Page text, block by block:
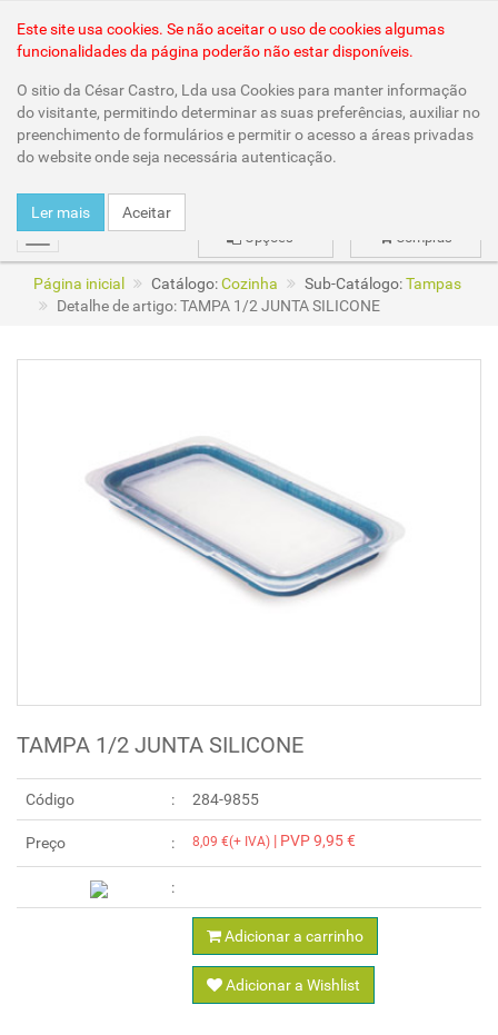
mudar Compras
Opções
Este site usa cookies. Se não aceitar o uso de cookies algumas
funcionalidades da página poderão não estar disponíveis.
O sitio da César Castro, Lda usa Cookies para manter informação
do visitante, permitindo determinar as suas preferências, auxiliar no
preenchimento de formulários e permitir o acesso a áreas privadas
do website onde seja necessária autenticação.
Ler mais Aceitar
Página inicial Catálogo:Cozinha Sub-Catálogo:Tampas
Detalhe de artigo: TAMPA 1/2 JUNTA SILICONE
TAMPA 1/2 JUNTA SILICONE
Código 284-9855
Preço 8,09 €(+ IVA) | PVP 9,95 €
Adicionar a carrinho
Adicionar a Wishlist